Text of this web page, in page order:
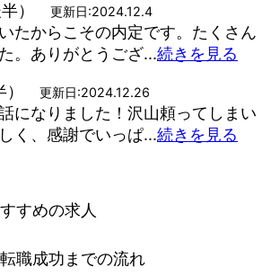
半） 更新日:2024.12.4
たからこその内定です。たくさん
。ありがとうござ...続きを見る
）
更新日:2024.12.26
になりました！沢山頼ってしまい
く、感謝でいっぱ...続きを見る
code here for ad insignt server